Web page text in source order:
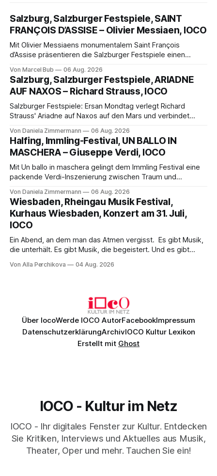
Salzburg, Salzburger Festspiele, SAINT
FRANÇOIS D’ASSISE – Olivier Messiaen, IOCO
Mit Olivier Messiaens monumentalem Saint François
d’Assise präsentieren die Salzburger Festspiele einen
eine bildgewaltige Inszenierung, Maxime Pascal entfaltet
die komplexe Partitur eindrucksvoll, Philippe Sly berührt als
Franziskus.
Von Marcel Bub 06 Aug. 2026
Salzburg, Salzburger Festspiele, ARIADNE
AUF NAXOS – Richard Strauss, IOCO
Salzburger Festspiele: Ersan Mondtag verlegt Richard
Strauss' Ariadne auf Naxos auf den Mars und verbindet
Aufführung mit starken Solisten und den Wiener
Philharmonikern, szenisch bleibt der zweite Akt jedoch
hinter den Erwartungen zurück.
Von Daniela Zimmermann 06 Aug. 2026
Halfing, Immling-Festival, UN BALLO IN
MASCHERA – Giuseppe Verdi, IOCO
Mit Un ballo in maschera gelingt dem Immling Festival eine
packende Verdi-Inszenierung zwischen Traum und
psychologische Tiefe mit starken Bildern, getragen von
einem spielfreudigen Ensemble und einer musikalisch
überzeugenden Gesamtleistung.
Von Daniela Zimmermann 06 Aug. 2026
Wiesbaden, Rheingau Musik Festival,
Kurhaus Wiesbaden, Konzert am 31. Juli,
IOCO
Ein Abend, an dem man das Atmen vergisst. Es gibt Musik,
die unterhält. Es gibt Musik, die begeistert. Und es gibt
Genau so war der Abend im Kurhaus Wiesbaden, an dem
Von Alla Perchikova 04 Aug. 2026
Über IocoWerde IOCO AutorFacebookImpressum
DatenschutzerklärungArchivIOCO Kultur Lexikon
Erstellt mit Ghost
IOCO - Kultur im Netz
IOCO - Ihr digitales Fenster zur Kultur. Entdecken
Sie Kritiken, Interviews und Aktuelles aus Musik,
Theater, Oper und mehr. Tauchen Sie ein!